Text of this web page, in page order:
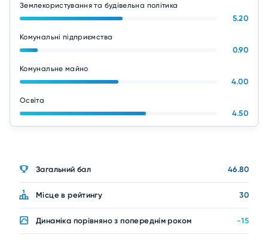
Землекористування та будівельна політика
5.20
Комунальні підприємства
0.90
Комунальне майно
4.00
Освіта
4.50
Загальний бал 46.80
Місце в рейтингу 30
Динаміка порівняно з попереднім роком -15